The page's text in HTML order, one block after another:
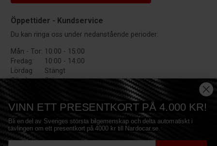
Öppettider - Kundservice
Du kan ringa oss under nedanstående perioder:
Mån - Tor: 10:00 - 15:00
Fredag:
10:00 - 14:00
Lördag
Stängt
Söndag:
Stängt
VINN ETT PRESENTKORT PÅ 4.000 KR!
Bli en del av Sveriges största bilgemenskap och delta automatiskt i
tävlingen om ett presentkort på 4000 kr till Nardocar.se.